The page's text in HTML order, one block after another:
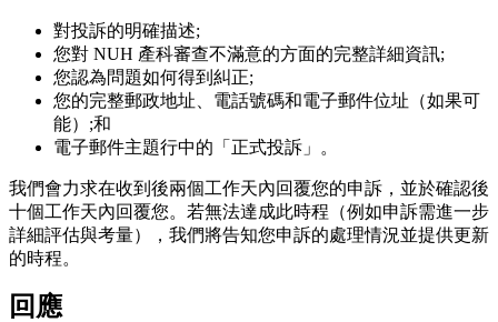
對投訴的明確描述;
您對 NUH 產科審查不滿意的方面的完整詳細資訊;
您認為問題如何得到糾正;
您的完整郵政地址、電話號碼和電子郵件位址（如果可
能）;和
電子郵件主題行中的「正式投訴」。
我們會力求在收到後兩個工作天內回覆您的申訴，並於確認後
十個工作天內回覆您。若無法達成此時程（例如申訴需進一步
詳細評估與考量），我們將告知您申訴的處理情況並提供更新
的時程。
回應